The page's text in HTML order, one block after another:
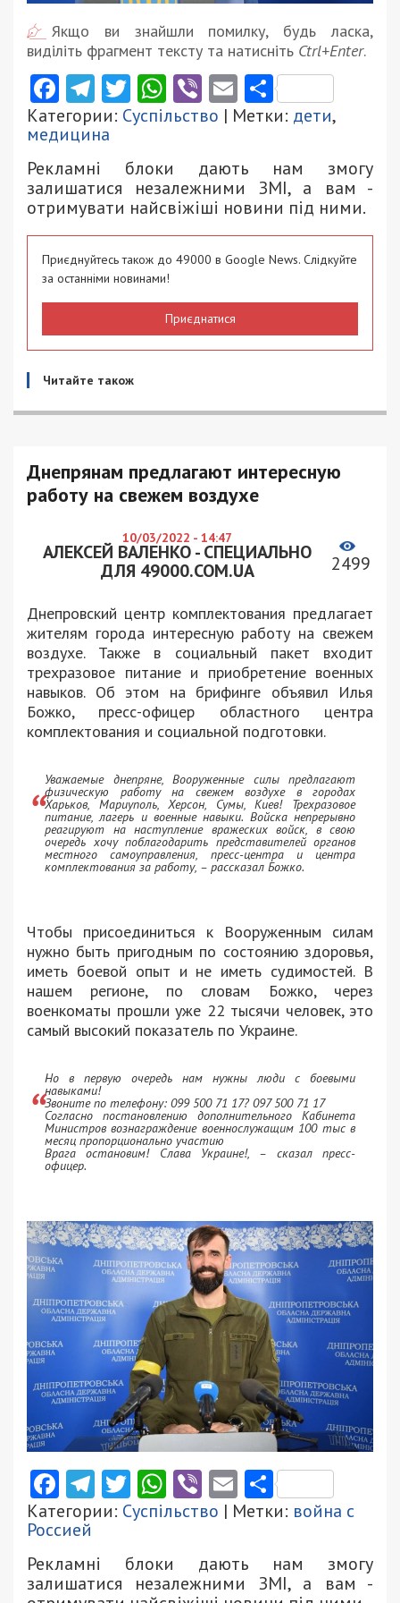
Якщо ви знайшли помилку, будь ласка,
виділіть фрагмент тексту та натисніть Ctrl+Enter.
Facebook
Telegram
Twitter
WhatsApp
ViberEmail
Категории: Суспільство | Метки: дети,
медицина
Рекламні блоки дають нам змогу
залишатися незалежними ЗМІ, а вам -
отримувати найсвіжіші новини під ними.
Приєднуйтесь також до 49000 в Google News. Слідкуйте
за останніми новинами!
Приєднатися
Читайте також
Днепрянам предлагают интересную
работу на свежем воздухе
10/03/2022 - 14:47
АЛЕКСЕЙ ВАЛЕНКО - СПЕЦИАЛЬНО
ДЛЯ 49000.COM.UA
2499
Днепровский центр комплектования предлагает
жителям города интересную работу на свежем
воздухе. Также в социальный пакет входит
трехразовое питание и приобретение военных
навыков. Об этом на брифинге объявил Илья
Божко, пресс-офицер областного центра
комплектования и социальной подготовки.
Уважаемые днепряне, Вооруженные силы предлагают
физическую работу на свежем воздухе в городах
Харьков, Мариуполь, Херсон, Сумы, Киев! Трехразовое
питание, лагерь и военные навыки. Войска непрерывно
реагируют на наступление вражеских войск, в свою
очередь хочу поблагодарить представителей органов
местного самоуправления, пресс-центра и центра
комплектования за работу, – рассказал Божко.
Чтобы присоединиться к Вооруженным силам
нужно быть пригодным по состоянию здоровья,
иметь боевой опыт и не иметь судимостей. В
нашем регионе, по словам Божко, через
военкоматы прошли уже 22 тысячи человек, это
самый высокий показатель по Украине.
Но в первую очередь нам нужны люди с боевыми
навыками!
Звоните по телефону: 099 500 71 17? 097 500 71 17
Согласно постановлению дополнительного Кабинета
Министров вознаграждение военнослужащим 100 тыс в
месяц пропорционально участию
Врага остановим! Слава Украине!, – сказал пресс-
офицер.
Facebook
Telegram
Twitter
WhatsApp
ViberEmail
Категории: Суспільство | Метки: война с
Россией
Рекламні блоки дають нам змогу
залишатися незалежними ЗМІ, а вам -